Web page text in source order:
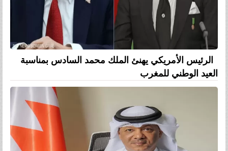
الرئيس الأمريكي يهنئ الملك محمد السادس بمناسبة
العيد الوطني للمغرب